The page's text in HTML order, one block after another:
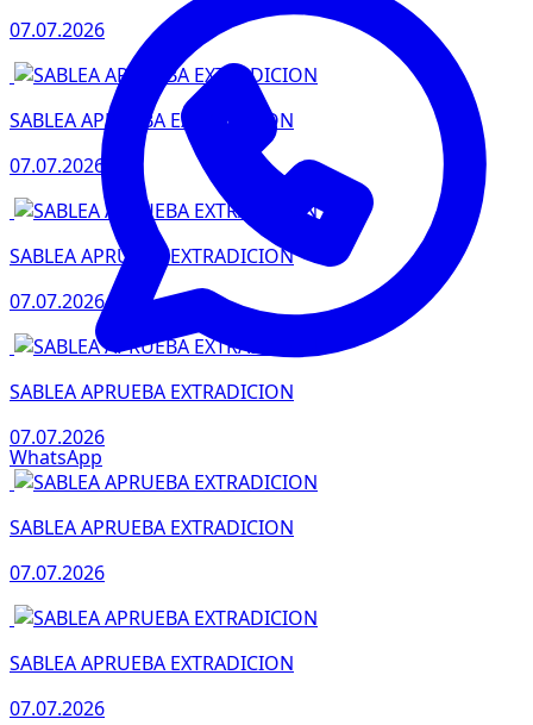
WhatsApp
07.07.2026
SABLEA APRUEBA EXTRADICION
07.07.2026
SABLEA APRUEBA EXTRADICION
07.07.2026
SABLEA APRUEBA EXTRADICION
07.07.2026
SABLEA APRUEBA EXTRADICION
07.07.2026
SABLEA APRUEBA EXTRADICION
07.07.2026